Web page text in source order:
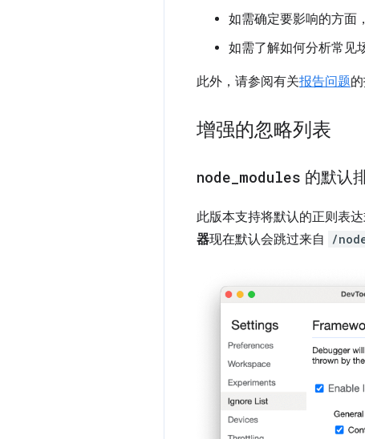
如需确定要影响的方面
如需了解如何分析常见
此外，请参阅有关报告问题的
增强的忽略列表
node modules 的默认
此版本支持将默认的正则表
器现在默认会跳过来自 /